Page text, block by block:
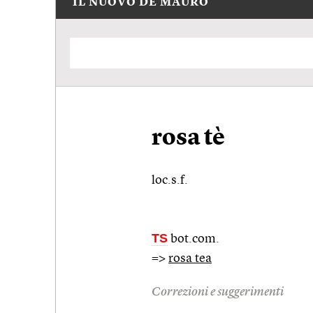
IL NUOVO DE MAURO
rosa tè
loc.s.f.
TS bot.com.
=> rosa tea
Correzioni e suggerimenti